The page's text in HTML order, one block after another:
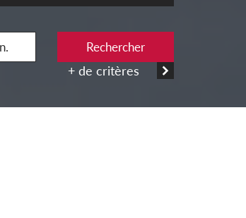
Rechercher
+ de critères